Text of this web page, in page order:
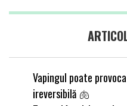
Vapingul poate
ireversibilă 🫁